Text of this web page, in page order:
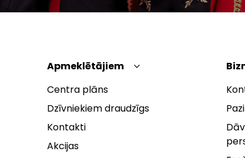
Apmeklētājiem
Centra plāns
Dzīvniekiem draudzīgs
Kontakti
Akcijas